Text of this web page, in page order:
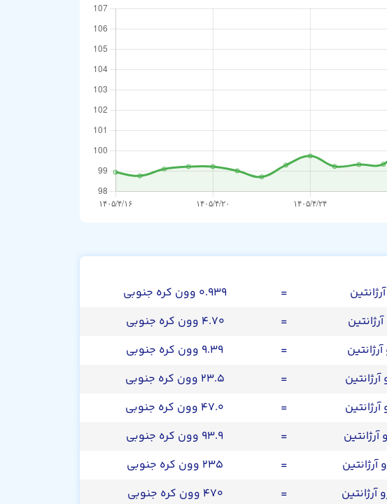
=
۰.۹۳۹ وون کره جنوبی
=
۴.۷۰ وون کره جنوبی
=
۹.۳۹ وون کره جنوبی
=
۲۳.۵ وون کره جنوبی
=
۴۷.۰ وون کره جنوبی
=
۹۳.۹ وون کره جنوبی
=
۲۳۵ وون کره جنوبی
=
۴۷۰ وون کره جنوبی